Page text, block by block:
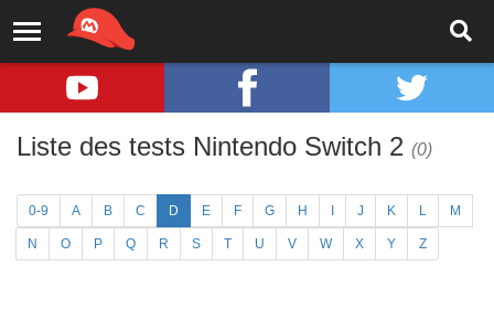
Liste des tests Nintendo Switch 2 (0)
0-9 A B C D E F G H J K L M
N O P Q R S T U V W X Y Z